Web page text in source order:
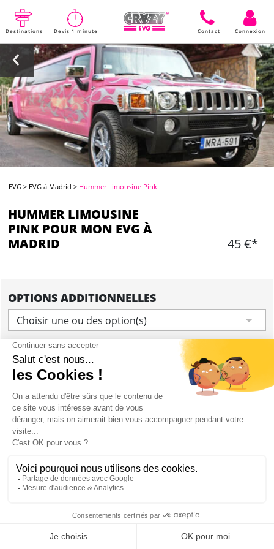
Destinations Devis 1 minute Contact Connexion
EVG > EVG à Madrid > Hummer Limousine Pink
HUMMER LIMOUSINE
PINK POUR MON EVG À
MADRID
45 €*
OPTIONS ADDITIONNELLES
Choisir une ou des option(s)
CONTENU
1h de location de limousine Hummer avec
Hummer rose
2 bouteilles de cava et des verres
Max 8 personnes
Mon EVG à Madrid